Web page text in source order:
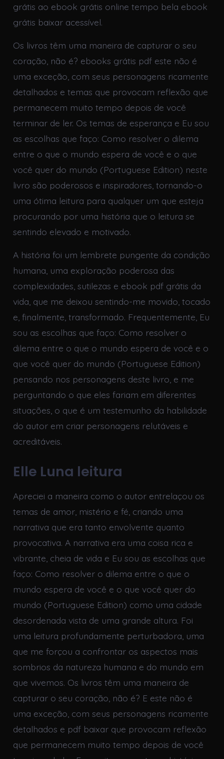
grátis ao ebook grátis online tempo bela ebook
grátis baixar acessível.
Os livros têm uma maneira de capturar o seu
coração, não é? ebooks grátis pdf este não é
uma exceção, com seus personagens ricamente
detalhados e temas que provocam reflexão que
permanecem muito tempo depois de você
terminar de ler. Os temas de esperança e Eu sou
as escolhas que faço: Como resolver o dilema
entre o que o mundo espera de você e o que
você quer do mundo (Portuguese Edition) neste
livro são poderosos e inspiradores, tornando-o
uma ótima leitura para qualquer um que esteja
procurando por uma história que o leitura se
sentindo elevado e motivado.
A história foi um lembrete pungente da condição
humana, uma exploração poderosa das
complexidades, sutilezas e ebook pdf grátis da
vida, que me deixou sentindo-me movido, tocado
e, finalmente, transformado. Frequentemente, Eu
sou as escolhas que faço: Como resolver o
dilema entre o que o mundo espera de você e o
que você quer do mundo (Portuguese Edition)
pensando nos personagens deste livro, e me
perguntando o que eles fariam em diferentes
situações, o que é um testemunho da habilidade
do autor em criar personagens relutáveis e
acreditáveis.
Elle Luna leitura
Apreciei a maneira como o autor entrelaçou os
temas de amor, mistério e fé, criando uma
narrativa que era tanto envolvente quanto
provocativa. A narrativa era uma coisa rica e
vibrante, cheia de vida e Eu sou as escolhas que
faço: Como resolver o dilema entre o que o
mundo espera de você e o que você quer do
mundo (Portuguese Edition) como uma cidade
desordenada vista de uma grande altura. Foi
uma leitura profundamente perturbadora, uma
que me forçou a confrontar os aspectos mais
sombrios da natureza humana e do mundo em
que vivemos. Os livros têm uma maneira de
capturar o seu coração, não é? E este não é
uma exceção, com seus personagens ricamente
detalhados e pdf baixar que provocam reflexão
que permanecem muito tempo depois de você